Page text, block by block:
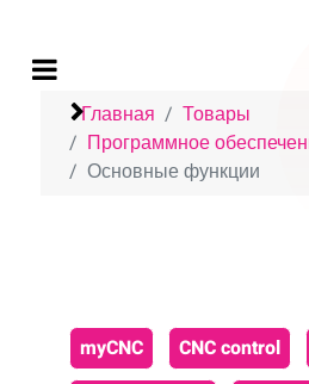
Главная
Товары
Программное
Основные функции
myCNC CNC control